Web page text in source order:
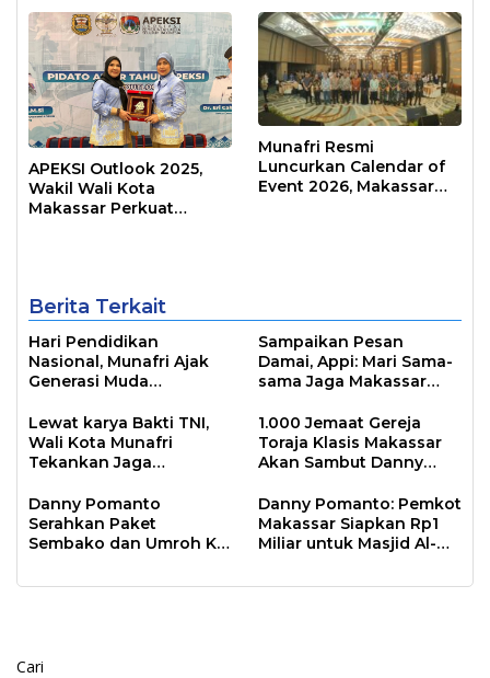
APEKSI Outlook 2025,
Wakil Wali Kota
Makassar Perkuat
Munafri Resmi
Luncurkan Calendar of
Event 2026, Makassar
Berita Terkait
Hari Pendidikan
Nasional, Munafri Ajak
Generasi Muda
Lewat Literasi
Sampaikan Pesan
Damai, Appi: Mari Sama-
sama Jaga Makassar
Agama
Lewat karya Bakti TNI,
Wali Kota Munafri
Tekankan Jaga
1.000 Jemaat Gereja
Toraja Klasis Makassar
Akan Sambut Danny
Natal Besok
Danny Pomanto
Serahkan Paket
Sembako dan Umroh Ke
Makassar Shalat Subuh
Danny Pomanto: Pemkot
Makassar Siapkan Rp1
Miliar untuk Masjid Al-
Cari